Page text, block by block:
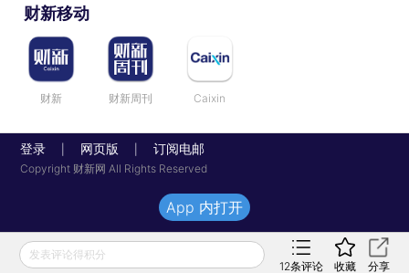
财新移动
财新 财新周刊 Caixin
登录 网页版 订阅电邮
Copyright 财新网 All Rights Reserved
发表评论得积分
12条评论 收藏 分享
App 内打开